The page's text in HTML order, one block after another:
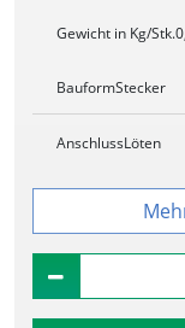
Gewicht in Kg/Stk.
BauformStecker
AnschlussLöten